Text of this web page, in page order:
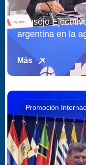
Consejo
argentina en la
Más
Promoción